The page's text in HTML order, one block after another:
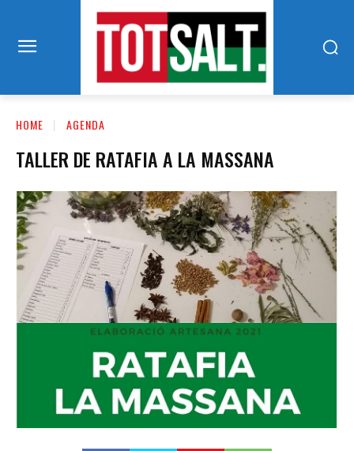
HOME AGENDA
TALLER DE RATAFIA A LA MASSANA